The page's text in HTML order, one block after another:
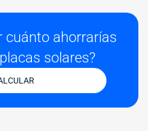
cuánto ahorrarías
solares?